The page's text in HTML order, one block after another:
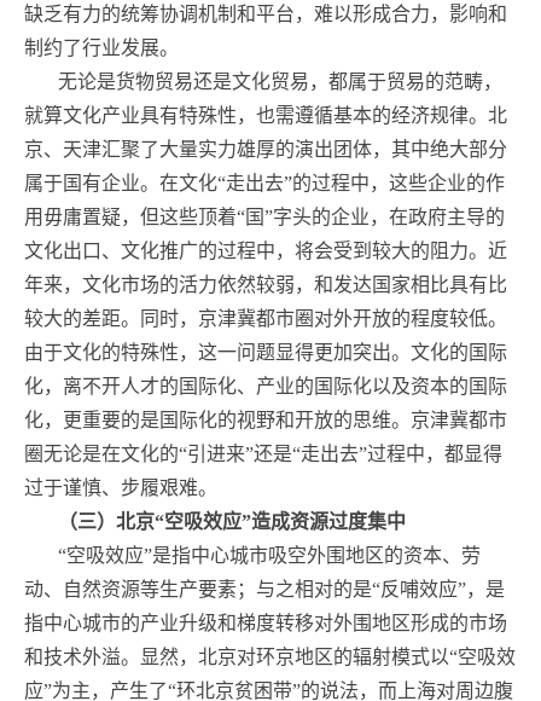
缺乏有力的统筹协调机制和平台，难以形成合力，影响和
制约了行业发展。
无论是货物贸易还是文化贸易，都属于贸易的范畴，
就算文化产业具有特殊性，也需遵循基本的经济规律。北
京、天津汇聚了大量实力雄厚的演出团体，其中绝大部分
属于国有企业。在文化“走出去”的过程中，这些企业的作
用毋庸置疑，但这些顶着“国”字头的企业，在政府主导的
文化出口、文化推广的过程中，将会受到较大的阻力。近
年来，文化市场的活力依然较弱，和发达国家相比具有比
较大的差距。同时，京津冀都市圈对外开放的程度较低。
由于文化的特殊性，这一问题显得更加突出。文化的国际
化，离不开人才的国际化、产业的国际化以及资本的国际
化，更重要的是国际化的视野和开放的思维。京津冀都市
圈无论是在文化的“引进来”还是“走出去”过程中，都显得
过于谨慎、步履艰难。
（三）北京“空吸效应”造成资源过度集中
“空吸效应”是指中心城市吸空外围地区的资本、劳
动、自然资源等生产要素；与之相对的是“反哺效应”，是
指中心城市的产业升级和梯度转移对外围地区形成的市场
和技术外溢。显然，北京对环京地区的辐射模式以“空吸效
应”为主，产生了“环北京贫困带”的说法，而上海对周边腹